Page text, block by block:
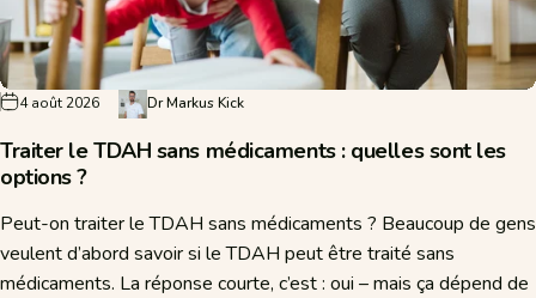
4 août 2026 Dr Markus Kick
Traiter le TDAH sans médicaments : quelles sont les
options ?
Peut-on traiter le TDAH sans médicaments ? Beaucoup de gens
veulent d’abord savoir si le TDAH peut être traité sans
médicaments. La réponse courte, c’est : oui – mais ça dépend de